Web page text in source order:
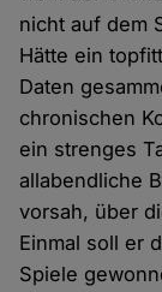
nicht auf dem
Hätte ein
Daten
chronischen
ein strenges
allabendliche
vorsah, über
Einmal soll er
Spiele